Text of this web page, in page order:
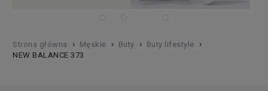
Strona główna › Męskie › Buty › Buty lifestyle ›
NEW BALANCE 373